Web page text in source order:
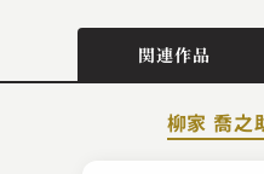
関連作品
柳家 喬之